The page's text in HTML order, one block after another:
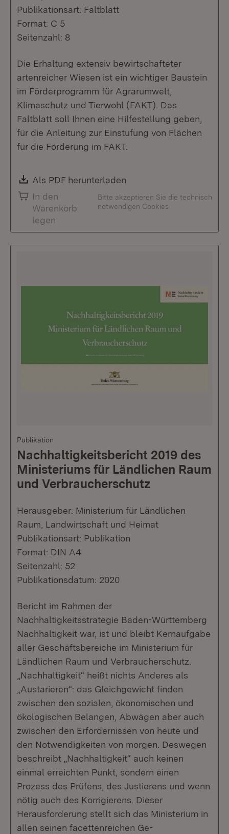
Publikationsart: Faltblatt
Format: C 5
Seitenzahl: 8
Die Erhaltung extensiv bewirtschafteter
artenreicher Wiesen ist ein wichtiger Baustein
im Förderprogramm für Agrarumwelt,
Klimaschutz und Tierwohl (FAKT). Das
Faltblatt soll Ihnen eine Hilfestellung geben,
für die Anleitung zur Einstufung von Flächen
für die Förderung im FAKT.
Download:
Als PDF herunterladen
In den
Warenkorb
legen
Bitte akzeptieren Sie die technisch
notwendigen Cookies
Publikation
Nachhaltigkeitsbericht 2019 des
Ministeriums für Ländlichen Raum
und Verbraucherschutz
Herausgeber: Ministerium für Ländlichen
Raum, Landwirtschaft und Heimat
Publikationsart: Publikation
Format: DIN A4
Seitenzahl: 52
Publikationsdatum: 2020
Bericht im Rahmen der
Nachhaltigkeitsstrategie Baden-Württemberg
Nachhaltigkeit war, ist und bleibt Kernaufgabe
aller Geschäftsbereiche im Ministerium für
Ländlichen Raum und Verbraucherschutz.
„Nachhaltigkeit“ heißt nichts Anderes als
„Austarieren“: das Gleichgewicht finden
zwischen den sozialen, ökonomischen und
ökologischen Belangen, Abwägen aber auch
zwischen den Erfordernissen von heute und
den Notwendigkeiten von morgen. Deswegen
beschreibt „Nachhaltigkeit“ auch keinen
einmal erreichten Punkt, sondern einen
Prozess des Prüfens, des Justierens und wenn
nötig auch des Korrigierens. Dieser
Herausforderung stellt sich das Ministerium in
allen seinen facettenreichen Ge­